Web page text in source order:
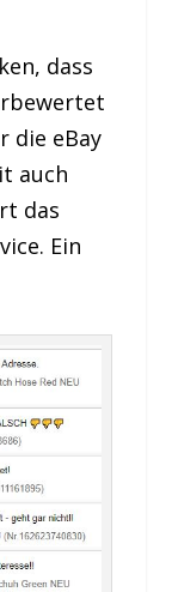
dass
die eBay
auch
das
Ein